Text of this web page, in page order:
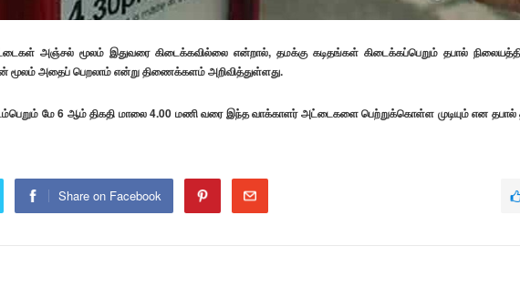
அஞ்சல் மூலம் இதுவரை கிடைக்கவில்லை என்றால், தமக்கு கடிதங்கள் கிடைக்கப்பெறும் தபால்
மூலம் அதைப் பெறலாம் என்று திணைக்களம் அறிவித்துள்ளது.
மே 6 ஆம் திகதி மாலை 4.00 மணி வரை இந்த வாக்காளர் அட்டைகளை பெற்றுக்கொள்ள முடியும் என
Share on Facebook